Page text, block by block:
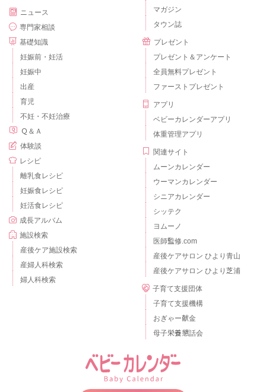
ニュース
専門家相談
基礎知識
妊娠前・妊活
妊娠中
出産
育児
不妊・不妊治療
Ｑ＆Ａ
体験談
レシピ
離乳食レシピ
妊娠食レシピ
妊活食レシピ
成長アルバム
施設検索
産後ケア施設検索
産婦人科検索
婦人科検索
マガジン
タウン誌
プレゼント
プレゼント＆アンケート
全員無料プレゼント
ファーストプレゼント
アプリ
ベビーカレンダーアプリ
体重管理アプリ
関連サイト
ムーンカレンダー
ウーマンカレンダー
シニアカレンダー
シッテク
ヨムーノ
医師監修.com
産後ケアサロン ひより青山
産後ケアサロン ひより芝浦
子育て支援団体
子育て支援機構
おぎゃー献金
母子栄養懇話会